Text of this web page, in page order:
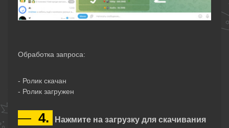
Обработка запроса:
- Ролик скачан
- Ролик загружен
— 4.
Нажмите на загрузку для скачивания